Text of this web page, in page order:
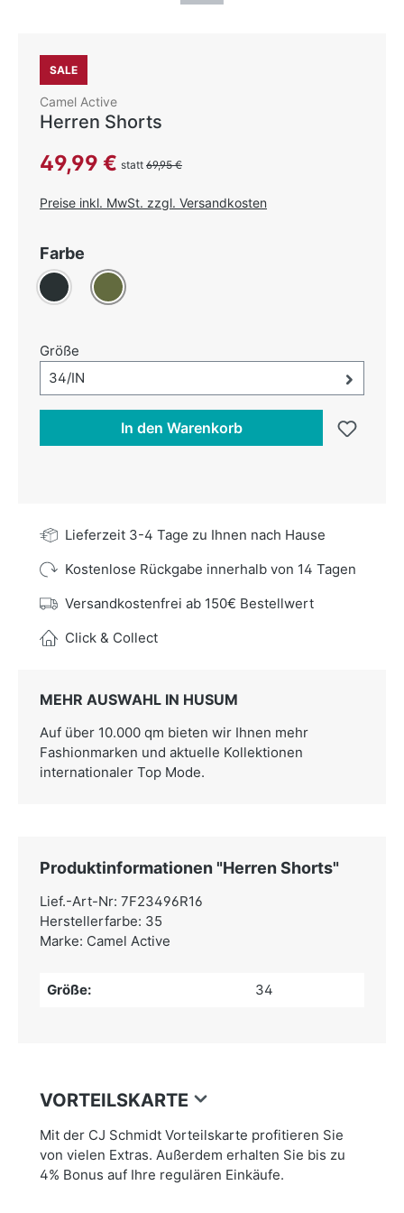
SALE
Camel Active
Herren Shorts
Verkaufspreis:
49,99 € statt 69,95 €
Preise inkl. MwSt. zzgl. Versandkosten
Farbe
Anthrazit
(Diese Option ist zurzeit nicht verfügbar.)
Oliv
Größe
Größe-Auswahl öffnen, aktuell ausgewählt:
34/IN
In den Warenkorb
Lieferzeit 3-4 Tage zu Ihnen nach Hause
Kostenlose Rückgabe innerhalb von 14 Tagen
Versandkostenfrei ab 150€ Bestellwert
Click & Collect
MEHR AUSWAHL IN HUSUM
Auf über 10.000 qm bieten wir Ihnen mehr
Fashionmarken und aktuelle Kollektionen
internationaler Top Mode.
Produktinformationen "Herren Shorts"
Lief.-Art-Nr: 7F23496R16
Herstellerfarbe: 35
Marke: Camel Active
Größe: 34
VORTEILSKARTE
Mit der CJ Schmidt Vorteilskarte profitieren Sie
von vielen Extras. Außerdem erhalten Sie bis zu
4% Bonus auf Ihre regulären Einkäufe.